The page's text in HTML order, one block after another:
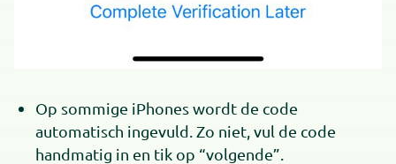
Op sommige iPhones wordt de code
automatisch ingevuld. Zo niet, vul de code
handmatig in en tik op “volgende”.